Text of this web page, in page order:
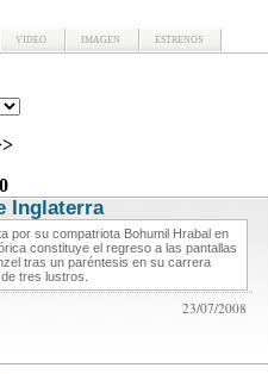
VIDEO IMAGEN ESTRENOS
Inglaterracritica de cine
por su compatriota Bohumil Hrabal en
constituye el regreso a las pantallas
tras un paréntesis en su carrera
tres lustros.
23/07/2008